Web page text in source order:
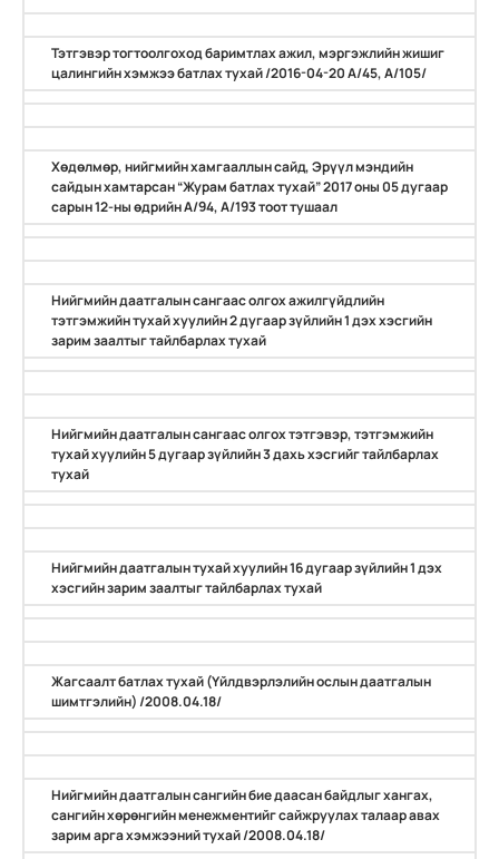
Тэтгэвэр тогтоолгоход баримтлах ажил, мэргэжлийн жишиг
цалингийн хэмжээ батлах тухай /2016-04-20 А/45, А/105/
Хөдөлмөр, нийгмийн хамгааллын сайд, Эрүүл мэндийн
сайдын хамтарсан “Журам батлах тухай” 2017 оны 05 дугаар
сарын 12-ны өдрийн А/94, А/193 тоот тушаал
Нийгмийн даатгалын сангаас олгох ажилгүйдлийн
тэтгэмжийн тухай хуулийн 2 дугаар зүйлийн 1 дэх хэсгийн
зарим заалтыг тайлбарлах тухай
Нийгмийн даатгалын сангаас олгох тэтгэвэр, тэтгэмжийн
тухай хуулийн 5 дугаар зүйлийн 3 дахь хэсгийг тайлбарлах
тухай
Нийгмийн даатгалын тухай хуулийн 16 дугаар зүйлийн 1 дэх
хэсгийн зарим заалтыг тайлбарлах тухай
Жагсаалт батлах тухай (Үйлдвэрлэлийн ослын даатгалын
шимтгэлийн) /2008.04.18/
Нийгмийн даатгалын сангийн бие даасан байдлыг хангах,
сангийн хөрөнгийн менежментийг сайжруулах талаар авах
зарим арга хэмжээний тухай /2008.04.18/